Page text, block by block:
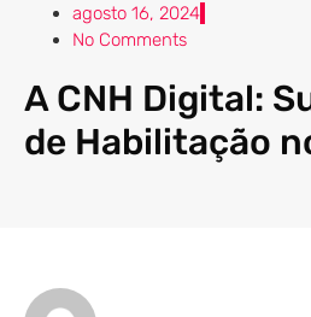
agosto 16, 2024
No Comments
A CNH Digital:
de Habilitação